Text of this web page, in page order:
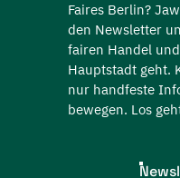
Faires Berlin?
den Newsletter
fairen Handel
Hauptstadt geht.
nur handfeste
bewegen. Los